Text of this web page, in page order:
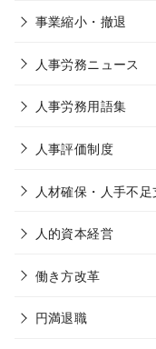
事業縮小・撤退
人事労務ニュース
人事労務用語集
人事評価制度
人材確保・人手不足
人的資本経営
働き方改革
円満退職